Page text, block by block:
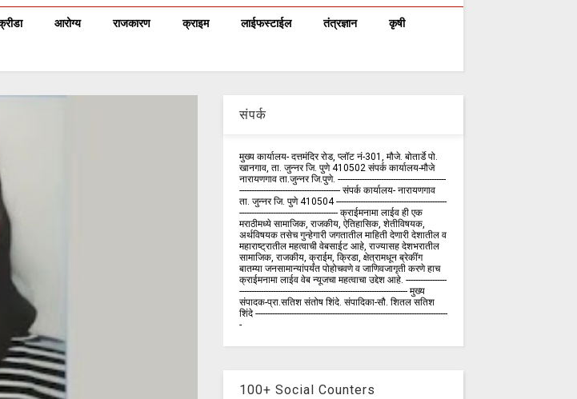
आरोग्य राजकारण क्राइम लाईफस्टाईल तंत्रज्ञान कृषी
संपर्क
मुख्य कार्यालय- दत्तमंदिर रोड, प्लॉट नं-301, मौजे. बोतार्डे पो.
खानगाव, ता. जुन्नर जि. पुणे 410502 संपर्क कार्य‍ालय-मौजे
नारायणगाव ता.जुन्नर जि.पुणे. ---------------------------------------------
------------------------------------------ संपर्क कार्यालय- नारायणगाव
ता. जुन्नर जि. पुणे 410504 ----------------------------------------------
----------------------------------------- क्राईमनामा लाईव ही एक
मराठीमध्ये सामाजिक, राजकीय, ऐतिहासिक, शेतीविषयक,
अर्थविषयक तसेच गुन्हेगारी जगतातील माहिती देणारी देशातील व
महाराष्ट्रातील महत्वाची वेबसाईट आहे, राज्यासह देशभरातील
सामाजिक, राजकीय, क्राईम, क्रिडा, क्षेत्रामधून ब्रेकींग
बातम्या जनसामान्यांपर्यंत पोहोचवणे व जाणिवजागृती करणे हाच
क्राईमनामा लाईव वेब न्यूजचा महत्वाचा उद्देश आहे. -----------------
---------------------------------------------------------------------- मुख्य
संपादक-प्रा.सतिश संतोष शिंदे. संपादिका-सौ. शितल सतिश
शिंदे --------------------------------------------------------------------------------
-
100+ Social Counters